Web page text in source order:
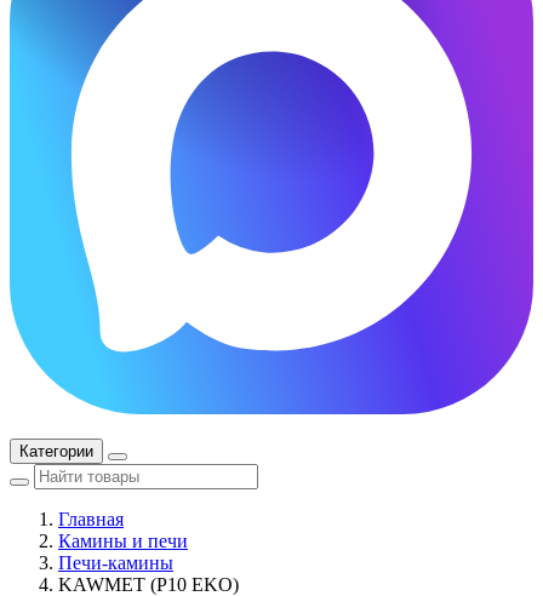
Категории
Главная
Камины и печи
Печи-камины
KAWMET (P10 EKO)